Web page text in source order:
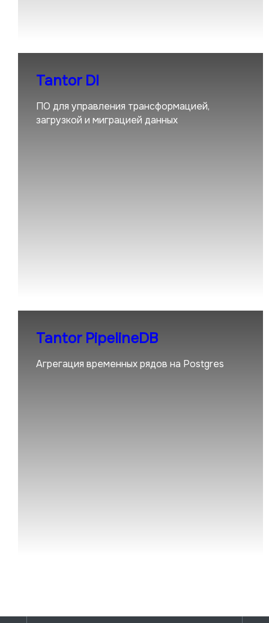
Tantor DI
ПО для управления трансформацией,
загрузкой и миграцией данных
Tantor PipelineDB
Агрегация временных рядов на Postgres